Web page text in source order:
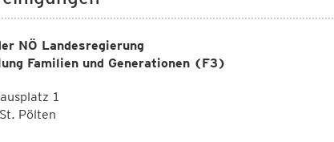
NÖ Landesregierung
Familien und Generationen (F3)
1
Pölten